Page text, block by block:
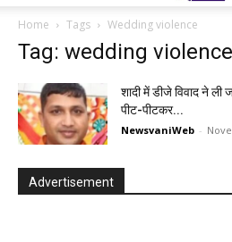
Home Tags Wedding violence
Tag: wedding violence
शादी में डीजे विवाद ने ली
पीट-पीटकर...
NewsvaniWeb -
Advertisement